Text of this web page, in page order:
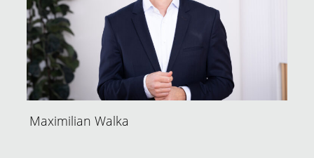
Maximilian Walka